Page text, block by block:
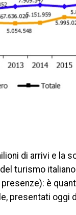
di arrivi e la
turismo
è
presentati oggi